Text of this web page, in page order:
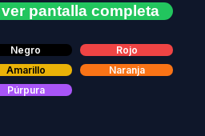
pantalla completa
Negro
Rojo
Amarillo
Naranja
Púrpura